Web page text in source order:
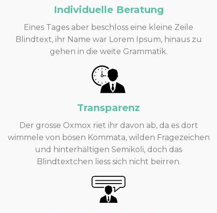
Individuelle Beratung
Eines Tages aber beschloss eine kleine Zeile
Blindtext, ihr Name war Lorem Ipsum, hinaus zu
gehen in die weite Grammatik.
Transparenz
Der grosse Oxmox riet ihr davon ab, da es dort
wimmele von bösen Kommata, wilden Fragezeichen
und hinterhältigen Semikoli, doch das
Blindtextchen liess sich nicht beirren.